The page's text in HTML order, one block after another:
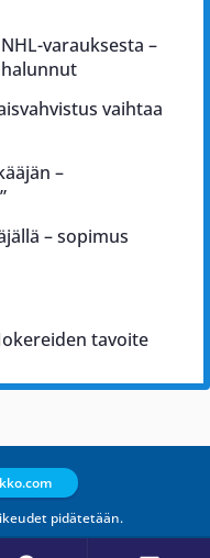
varauksesta –
vaihtaa
–
– sopimus
tavoite
pidätetään.